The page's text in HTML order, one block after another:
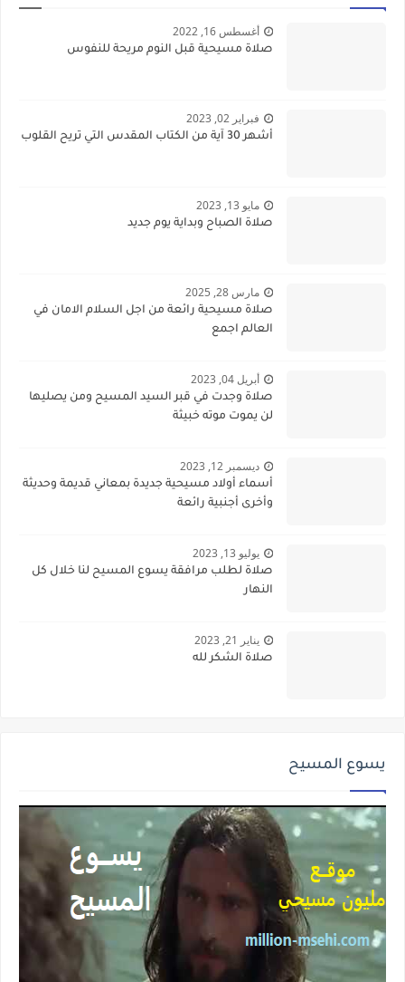
أغسطس 16, 2022
صلاة مسيحية قبل النوم مريحة للنفوس
فبراير 02, 2023
أشهر 30 آية من الكتاب المقدس التي تريح القلوب
مايو 13, 2023
صلاة الصباح وبداية يوم جديد
مارس 28, 2025
صلاة مسيحية رائعة من اجل السلام الامان في
العالم اجمع
أبريل 04, 2023
صلاة وجدت في قبر السيد المسيح ومن يصليها
لن يموت موته خبيثة
ديسمبر 12, 2023
أسماء أولاد مسيحية جديدة بمعاني قديمة وحديثة
وأخرى أجنبية رائعة
يوليو 13, 2023
صلاة لطلب مرافقة يسوع المسيح لنا خلال كل
النهار
يناير 21, 2023
صلاة الشكر لله
يسوع المسيح